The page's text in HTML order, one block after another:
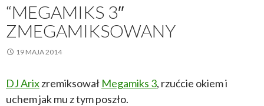
“MEGAMIKS 3″
ZMEGAMIKSOWANY
19 MAJA 2014
DJ Arixzremiksował Megamiks 3, rzućcie okiem i
uchem jak mu z tym poszło.